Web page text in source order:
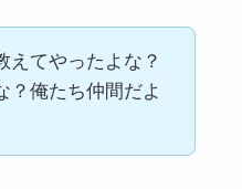
えてやったよな？
？俺たち仲間だよ